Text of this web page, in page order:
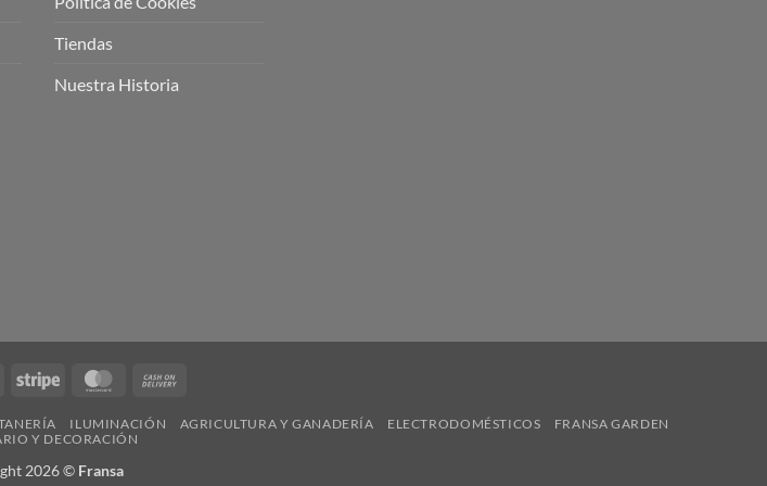
Tiendas
Nuestra Historia
Stripe MasterCard
Delivery
ILUMINACIÓN AGRICULTURA Y GANADERÍA ELECTRODOMÉSTICOS
FRANSA GARDEN
Y DECORACIÓN
2026 © Fransa